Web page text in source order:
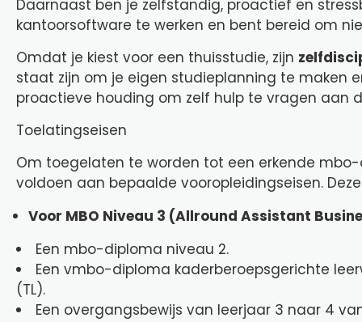
Daarnaast ben je zelfstandig, proactief en
kantoorsoftware te werken en bent bereid om
Omdat je kiest voor een thuisstudie, zijn
staat zijn om je eigen studieplanning te maken
proactieve houding om zelf hulp te vragen aan
Toelatingseisen
Om toegelaten te worden tot een erkende
voldoen aan bepaalde vooropleidingseisen.
Voor MBO Niveau 3 (Allround Assistant
Een mbo-diploma niveau 2.
Een vmbo-diploma kaderberoepsgerichte
(TL).
Een overgangsbewijs van leerjaar 3 naar 4